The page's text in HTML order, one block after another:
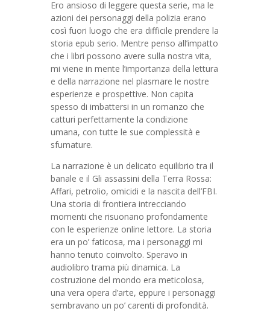
Ero ansioso di leggere questa serie, ma le
azioni dei personaggi della polizia erano
così fuori luogo che era difficile prendere la
storia epub serio. Mentre penso all’impatto
che i libri possono avere sulla nostra vita,
mi viene in mente l’importanza della lettura
e della narrazione nel plasmare le nostre
esperienze e prospettive. Non capita
spesso di imbattersi in un romanzo che
catturi perfettamente la condizione
umana, con tutte le sue complessità e
sfumature.
La narrazione è un delicato equilibrio tra il
banale e il Gli assassini della Terra Rossa:
Affari, petrolio, omicidi e la nascita dell’FBI.
Una storia di frontiera intrecciando
momenti che risuonano profondamente
con le esperienze online lettore. La storia
era un po’ faticosa, ma i personaggi mi
hanno tenuto coinvolto. Speravo in
audiolibro trama più dinamica. La
costruzione del mondo era meticolosa,
una vera opera d’arte, eppure i personaggi
sembravano un po’ carenti di profondità.